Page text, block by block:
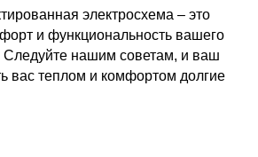
электросхема – это
и функциональность вашего
Следуйте нашим советам, и ваш
вас теплом и комфортом долгие